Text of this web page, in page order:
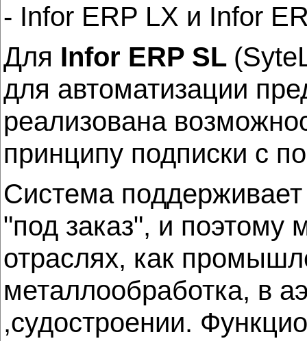
- Infor ERP LX и Infor
Для Infor ERP SL
для автоматизации
реализована
принципу подписки с
Система
"под заказ", и поэтому
отраслях, как
металлообработка, в
,судостроении.